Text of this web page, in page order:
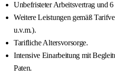
Unbefristeter Arbeitsvertrag und
Weitere Leistungen gemäß
u.v.m.).
Tarifliche Altersvorsorge.
Intensive Einarbeitung mit
Paten.